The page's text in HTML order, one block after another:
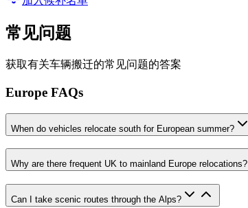
常见问题
获取有关车辆搬迁的常见问题的答案
Europe FAQs
When do vehicles relocate south for European summer?
Why are there frequent UK to mainland Europe relocations?
Can I take scenic routes through the Alps?